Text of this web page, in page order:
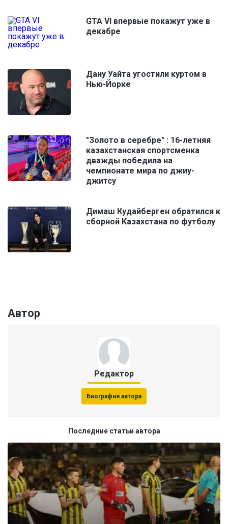
GTA VI впервые покажут уже в
декабре
Дану Уайта угостили куртом в
Нью-Йорке
"Золото в серебре" : 16-летняя
казахстанская спортсменка
дважды победила на
чемпионате мира по джиу-
джитсу
Димаш Кудайберген обратился к
сборной Казахстана по футболу
Автор
Редактор
Биография автора
Последние статьи автора